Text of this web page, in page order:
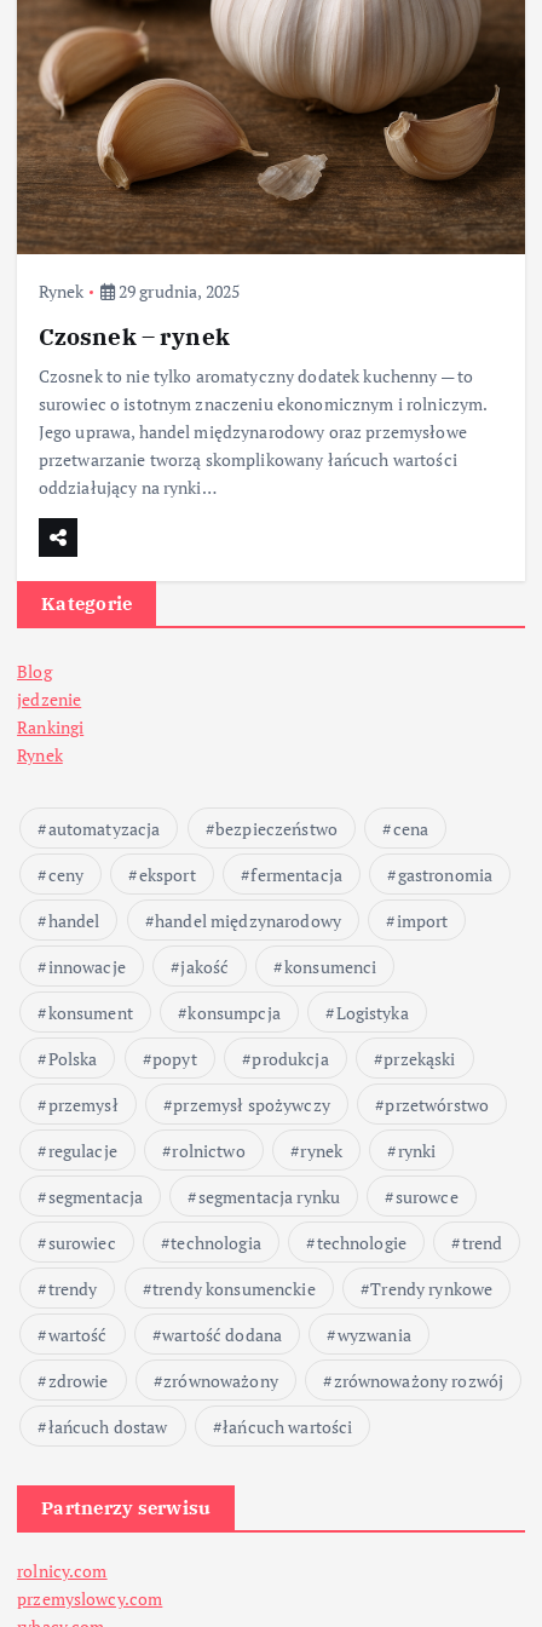
Rynek 29 grudnia, 2025
Czosnek – rynek
Czosnek to nie tylko aromatyczny dodatek kuchenny — to
surowiec o istotnym znaczeniu ekonomicznym i rolniczym.
Jego uprawa, handel międzynarodowy oraz przemysłowe
przetwarzanie tworzą skomplikowany łańcuch wartości
oddziałujący na rynki…
Kategorie
Blog
jedzenie
Rankingi
Rynek
automatyzacja bezpieczeństwo
cena
ceny
eksport fermentacja
gastronomia
handel
handel międzynarodowy
import
innowacje
jakość
konsumenci
konsument
konsumpcja
Logistyka
Polska
popyt produkcja
przekąski
przemysł
przemysł spożywczy
przetwórstwo
regulacje
rolnictwo rynek
rynki
segmentacja
segmentacja rynku
surowce
surowiec
technologia technologie
trend
trendy
trendy konsumenckie
Trendy rynkowe
wartość
wartość dodana
wyzwania
zdrowie
zrównoważony
zrównoważony rozwój
łańcuch dostaw
łańcuch wartości
Partnerzy serwisu
rolnicy.com
przemyslowcy.com